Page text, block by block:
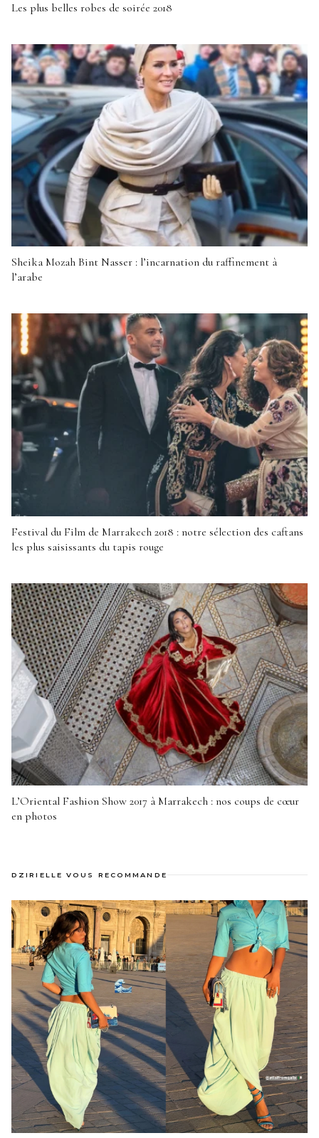
Les plus belles robes de soirée 2018
Sheika Mozah Bint Nasser : l’incarnation du raffinement à
l’arabe
Festival du Film de Marrakech 2018 : notre sélection des caftans
les plus saisissants du tapis rouge
L’Oriental Fashion Show 2017 à Marrakech : nos coups de cœur
en photos
DZIRIELLE VOUS RECOMMANDE